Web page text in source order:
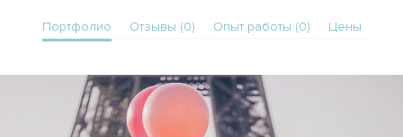
Портфолио Отзывы (0) Опыт работы (0) Цены